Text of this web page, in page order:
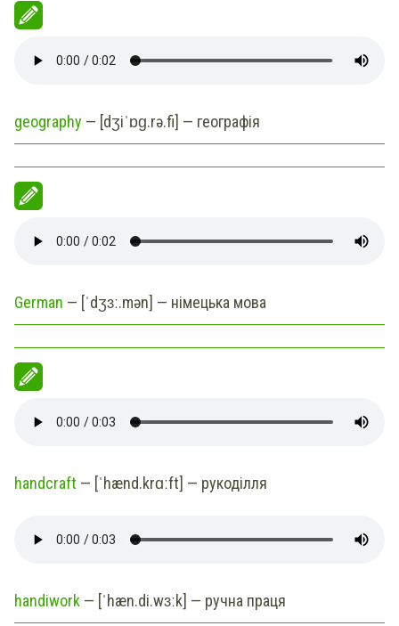
geography — [dʒiˈɒɡ.rə.fi] — географія
German — [ˈdʒɜː.mən] — німецька мова
handcraft — [ˈhænd.krɑːft] — рукоділля
handiwork — [ˈhæn.di.wɜːk] — ручна праця